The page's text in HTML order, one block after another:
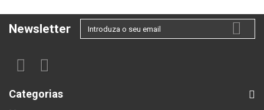
Newsletter
Categorias